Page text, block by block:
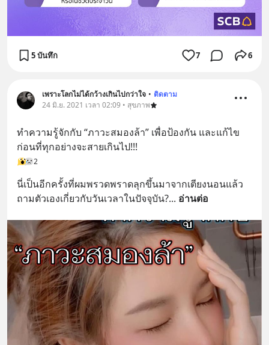
5 บันทึก 7 6
เพราะโลกไม่ได้กว้างเกินไปกว่าใจ • ติดตาม
24 มิ.ย. 2021 เวลา 02:09 • สุขภาพ
ทำความรู้จักกับ “ภาวะสมองล้า” เพื่อป้องกัน และแก้ไข
ก่อนที่ทุกอย่างจะสายเกินไป!!!
2
นี่เป็นอีกครั้งที่ผมพรวดพราดลุกขึ้นมาจากเตียงนอนแล้ว
ถามตัวเองเกี่ยวกับวันเวลาในปัจจุบัน?... อ่านต่อ